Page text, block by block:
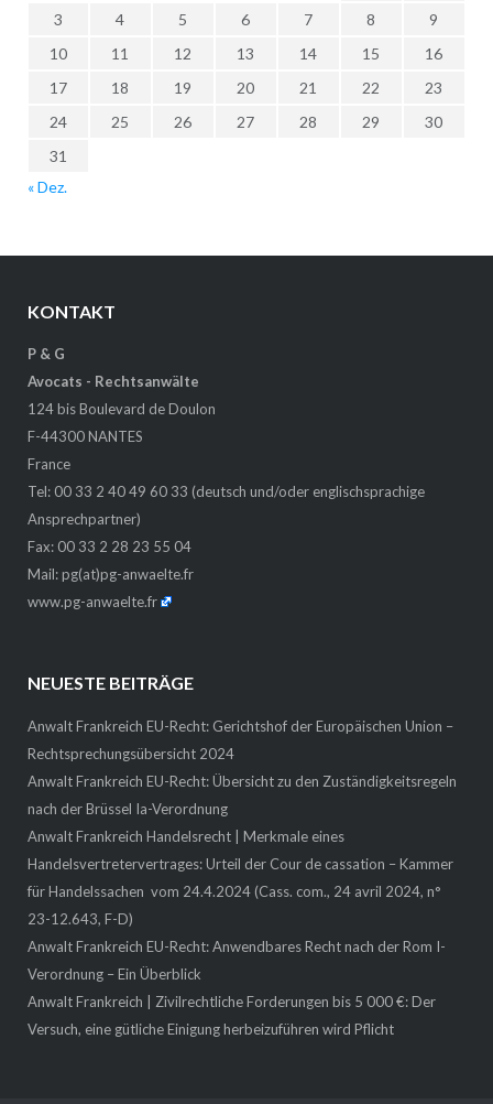
3
4 5 6 7 8
9
10
11 12 13 14 15
16
17
18 19 20 21 22
23
24
25 26 27 28 29
30
31
« Dez.
KONTAKT
P & G
Avocats - Rechtsanwälte
124 bis Boulevard de Doulon
F-44300 NANTES
France
Tel: 00 33 2 40 49 60 33 (deutsch und/oder englischsprachige
Ansprechpartner)
Fax: 00 33 2 28 23 55 04
Mail:pg(at)pg-anwaelte.fr
www.pg-anwaelte.fr
NEUESTE BEITRÄGE
Anwalt Frankreich EU-Recht: Gerichtshof der Europäischen Union –
Rechtsprechungsübersicht 2024
Anwalt Frankreich EU-Recht: Übersicht zu den Zuständigkeitsregeln
nach der Brüssel Ia-Verordnung
Anwalt Frankreich Handelsrecht | Merkmale eines
Handelsvertretervertrages: Urteil der Cour de cassation – Kammer
für Handelssachen vom 24.4.2024 (Cass. com., 24 avril 2024, n°
23-12.643, F-D)
Anwalt Frankreich EU-Recht: Anwendbares Recht nach der Rom I-
Verordnung – Ein Überblick
Anwalt Frankreich | Zivilrechtliche Forderungen bis 5 000 €: Der
Versuch, eine gütliche Einigung herbeizuführen wird Pflicht